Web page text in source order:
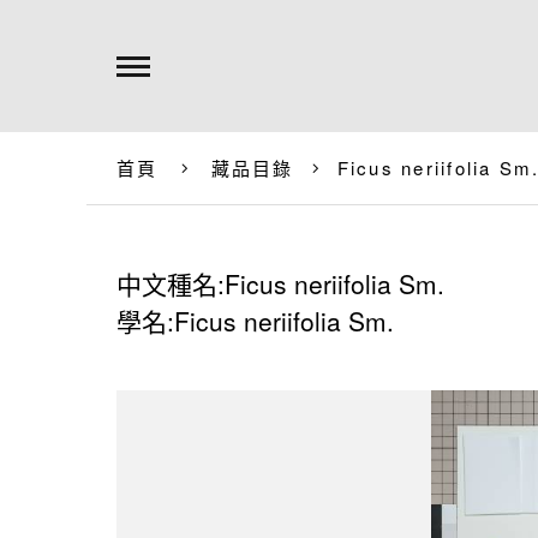
首頁 藏品目錄 Ficus neriifolia
中文種名:Ficus neriifolia Sm.
學名:Ficus neriifolia Sm.